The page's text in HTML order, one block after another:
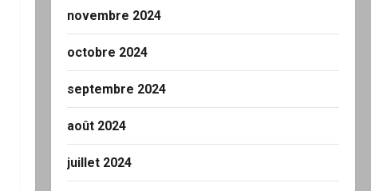
novembre 2024
octobre 2024
septembre 2024
août 2024
juillet 2024